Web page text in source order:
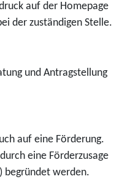
auf der Homepage
der zuständigen Stelle.
und Antragstellung
auf eine Förderung.
eine Förderzusage
begründet werden.